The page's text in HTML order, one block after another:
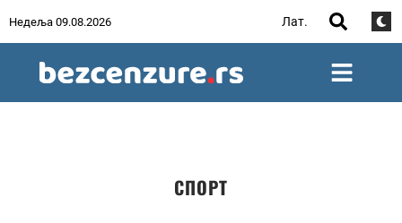
Недеља 09.08.2026 Лат.
СПОРТ